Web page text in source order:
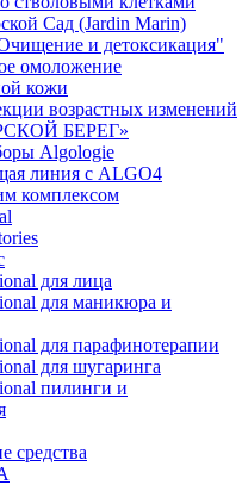
Сад (Jardin Marin)
и детоксикация"
омоложение
кожи
возрастных изменений
БЕРЕГ»
Algologie
линия с ALGO4
комплексом
для лица
для маникюра и
для парафинотерапии
для шугаринга
пилинги и
средства